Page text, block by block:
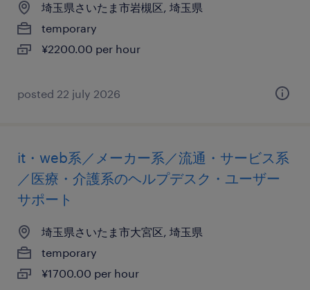
埼玉県さいたま市岩槻区, 埼玉県
temporary
¥2200.00 per hour
posted 22 july 2026
it・web系／メーカー系／流通・サービス系
／医療・介護系のヘルプデスク・ユーザー
サポート
埼玉県さいたま市大宮区, 埼玉県
temporary
¥1700.00 per hour